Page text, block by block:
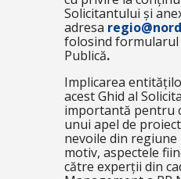
Solicitantului și
adresa
folosind formularul
Publică.
Implicarea
acest Ghid al
importantă pentru
unui apel de
nevoile din regiune
motiv, aspectele
către experții din